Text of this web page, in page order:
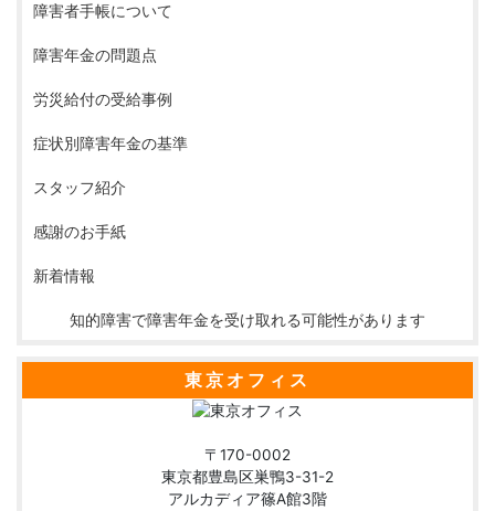
障害者手帳について
障害年金の問題点
労災給付の受給事例
症状別障害年金の基準
スタッフ紹介
感謝のお手紙
新着情報
知的障害で障害年金を受け取れる可能性があります
東京オフィス
〒170-0002
東京都豊島区巣鴨3-31-2
アルカディア篠A館3階